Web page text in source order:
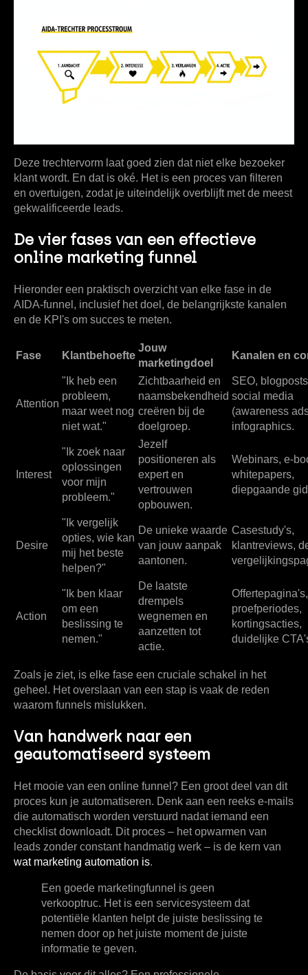
Deze trechtervorm laat goed zien dat niet elke bezoeker
klant wordt. En dat is oké. Het is een proces van filteren
en overtuigen, zodat je uiteindelijk overblijft met de meest
gekwalificeerde leads.
De vier fases van een effectieve
online marketing funnel
Hieronder een praktisch overzicht van elke fase in de
AIDA-funnel, inclusief het doel, de belangrijkste kanalen
en de KPI's om succes te meten.
Fase Klantbehoefte
Jouw
marketingdoel
Kanalen en
Attention
"Ik heb een
probleem,
maar weet nog
niet wat."
Zichtbaarheid en
naamsbekendheid
creëren bij de
doelgroep.
SEO,
social media
(awareness
infographics.
Interest
"Ik zoek naar
oplossingen
voor mijn
probleem."
Jezelf
positioneren als
expert en
vertrouwen
opbouwen.
Webinars, e-
whitepapers,
diepgaande
Desire
"Ik vergelijk
opties, wie kan
mij het beste
helpen?"
De unieke waarde
van jouw aanpak
aantonen.
Casestudy's,
klantreviews,
Action
"Ik ben klaar
om een
beslissing te
nemen."
De laatste
drempels
wegnemen en
aanzetten tot
actie.
proefperiodes,
kortingsacties,
duidelijke
Zoals je ziet, is elke fase een cruciale schakel in het
geheel. Het overslaan van een stap is vaak de reden
waarom funnels mislukken.
Van handwerk naar een
geautomatiseerd systeem
Het mooie van een online funnel? Een groot deel van dit
proces kun je automatiseren. Denk aan een reeks e-mails
die automatisch worden verstuurd nadat iemand een
checklist downloadt. Dit proces – het opwarmen van
leads zonder constant handmatig werk – is de kern van
wat marketing automation is.
Een goede marketingfunnel is geen
verkooptruc. Het is een servicesysteem dat
potentiële klanten helpt de juiste beslissing te
nemen door op het juiste moment de juiste
informatie te geven.